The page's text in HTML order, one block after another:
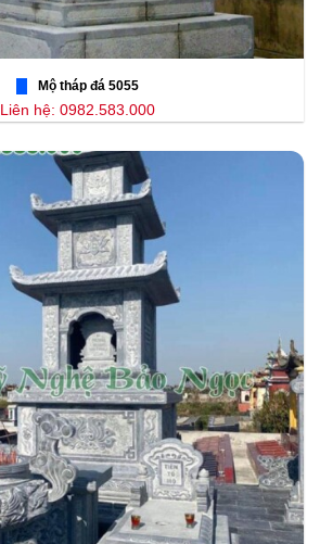
Mộ tháp đá 5055
Liên hệ: 0982.583.000